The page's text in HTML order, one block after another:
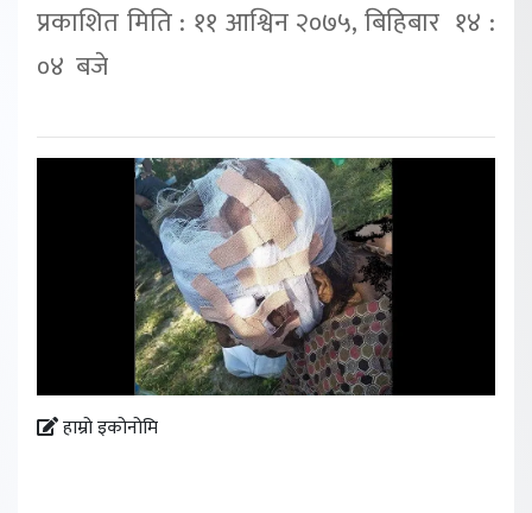
प्रकाशित मिति : ११ आश्विन २०७५, बिहिबार १४ :
०४ बजे
हाम्रो इकोनोमि